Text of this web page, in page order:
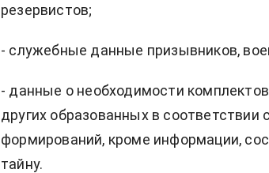
резервистов;
- служебные данные призывников,
- данные о необходимости
других образованных в
формирований, кроме информации,
тайну.